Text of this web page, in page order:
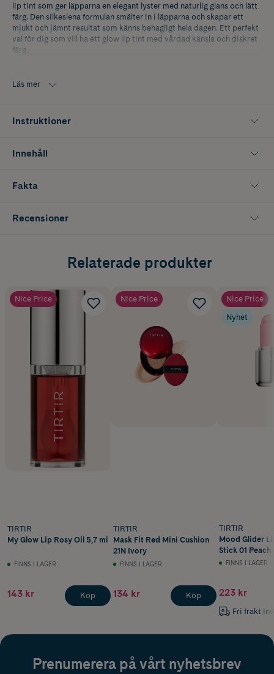
lip tint som ger läpparna en elegant lyster med naturlig glans och lätt
färg. Den silkeslena formulan smälter in i läpparna och skapar ett
mjukt och jämnt resultat som känns behagligt hela dagen. Ett perfekt
val för dig som vill ha ett glow lip tint med vårdad känsla och diskret
färg.
passar både vardag och fest. Den lätta konsistensen ger läpparna ett
applicera när som helst under dagen. Ett omtyckt val för dig som vill
Nyans: Mauve Blush
Läs mer
Instruktioner
Innehåll
Fakta
Recensioner
Relaterade produkter
Nice Price
TIRTIR
My Glow Lip Rosy Oil 5,7 ml
FINNS I LAGER
143 kr Köp
Nice Price
TIRTIR
Mask Fit Red Mini Cushion
21N Ivory
FINNS I LAGER
134 kr Köp
Nice Price
Nyhet
TIRTIR
Mood Glider
Stick 01 Peach
FINNS I LAGER
223 kr
Fri frakt
Prenumerera på vårt nyhetsbrev